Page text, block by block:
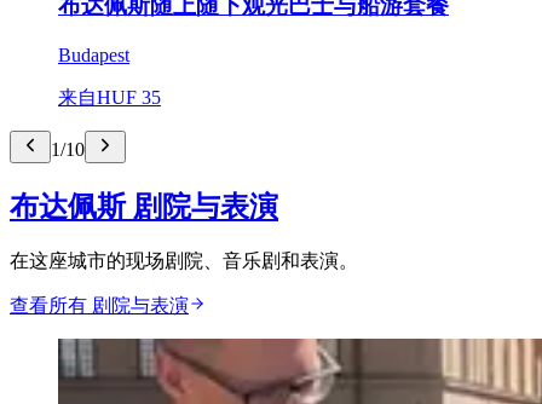
布达佩斯随上随下观光巴士与船游套餐
Budapest
来自HUF 35
1/10
布达佩斯 剧院与表演
在这座城市的现场剧院、音乐剧和表演。
查看所有 剧院与表演